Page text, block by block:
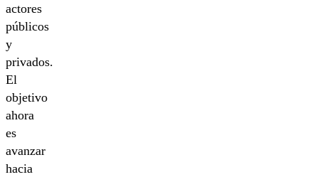
actores
públicos
y
privados.
El
objetivo
ahora
es
avanzar
hacia